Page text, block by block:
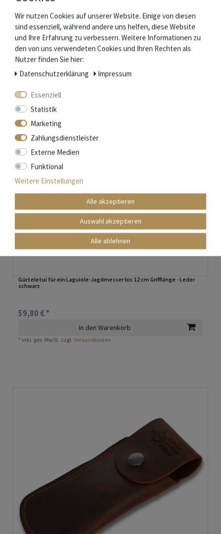
Mehr Informationen zum EU Verantwortlichen »
Zubehör
Gürteletui für ein Laguiole-Jagdmesser bis 12 cm Grifflänge - Leder
schwarz
59,80 € *
In den Warenkorb
* inkl. ges. MwSt. zzgl.Versandkosten
Wir nutzen Cookies auf unserer Website. Einige von diesen
sind essenziell, während andere uns helfen, diese Website
und Ihre Erfahrung zu verbessern. Weitere Informationen zu
den von uns verwendeten Cookies und Ihren Rechten als
Nutzer finden Sie hier:
Daten­schutz­erklärung
Impressum
Essenziell
Statistik
Marketing
Zahlungsdienstleister
Externe Medien
Funktional
Weitere Einstellungen
Alle akzeptieren
Auswahl akzeptieren
Alle ablehnen